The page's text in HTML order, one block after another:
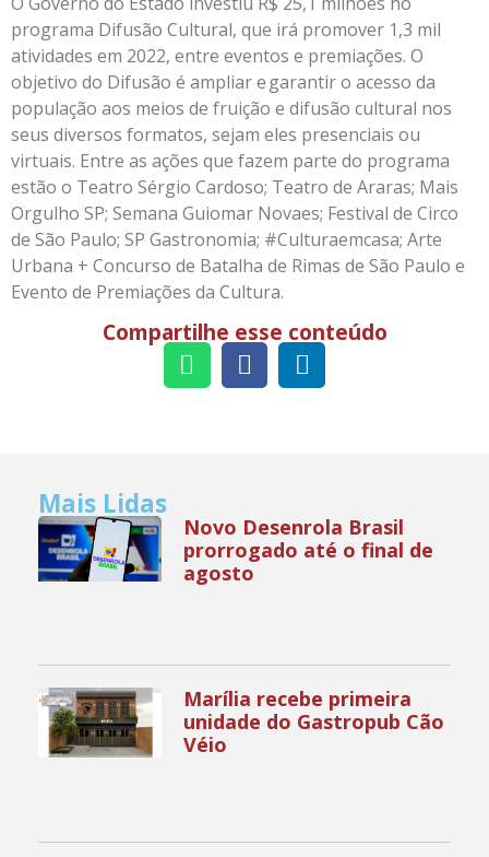
programa Difusão Cultural, que irá promover 1,3 mil
atividades em 2022, entre eventos e premiações. O
objetivo do Difusão é ampliar e garantir o acesso da
população aos meios de fruição e difusão cultural nos
seus diversos formatos, sejam eles presenciais ou
virtuais. Entre as ações que fazem parte do programa
estão o Teatro Sérgio Cardoso; Teatro de Araras; Mais
Orgulho SP; Semana Guiomar Novaes; Festival de Circo
de São Paulo; SP Gastronomia; #Culturaemcasa; Arte
Urbana + Concurso de Batalha de Rimas de São Paulo e
Evento de Premiações da Cultura.
Compartilhe esse conteúdo
Mais Lidas
Novo Desenrola Brasil
prorrogado até o final de
agosto
Marília recebe primeira
unidade do Gastropub Cão
Véio